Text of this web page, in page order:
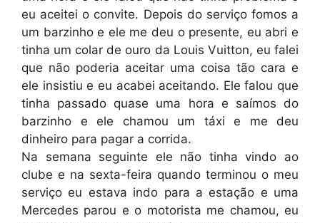
eu aceitei o convite. Depois do serviço fomos a
um barzinho e ele me deu o presente, eu abri e
tinha um colar de ouro da Louis Vuitton, eu falei
que não poderia aceitar uma coisa tão cara e
ele insistiu e eu acabei aceitando. Ele falou que
tinha passado quase uma hora e saímos do
barzinho e ele chamou um táxi e me deu
dinheiro para pagar a corrida.
Na semana seguinte ele não tinha vindo ao
clube e na sexta-feira quando terminou o meu
serviço eu estava indo para a estação e uma
Mercedes parou e o motorista me chamou, eu